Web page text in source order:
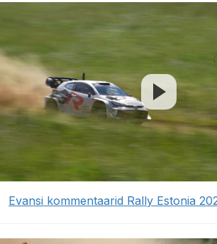
Evansi kommentaarid Rally Estonia